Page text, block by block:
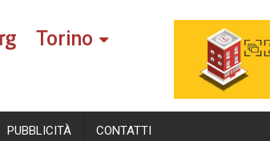
Torino
PUBBLICITÀ CONTATTI